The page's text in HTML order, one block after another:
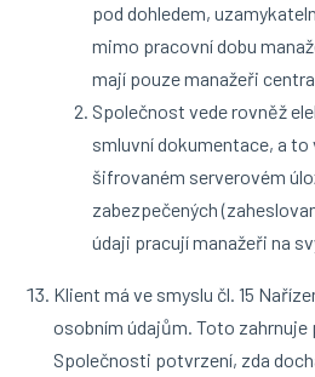
pod dohledem,
mimo pracovní dobu
mají pouze manažeři
Společnost vede rovněž
smluvní dokumentace, a to
šifrovaném serverovém
zabezpečených
údaji pracují manažeři na
Klient má ve smyslu čl. 15
osobním údajům. Toto zahrnuje
Společnosti potvrzení, zda